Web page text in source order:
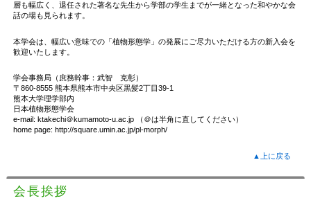
層も幅広く、退任された著名な先生から学部の学生までが一緒となった和やかな会
話の場も見られます。
本学会は、幅広い意味での「植物形態学」の発展にご尽力いただける方の新入会を
歓迎いたします。
学会事務局（庶務幹事：武智 克彰）
〒860-8555 熊本県熊本市中央区黒髪2丁目39-1
熊本大学理学部内
日本植物形態学会
e-mail: ktakechi＠kumamoto-u.ac.jp （＠は半角に直してください）
home page: http://square.umin.ac.jp/pl-morph/
▲上に戻る
会長挨拶